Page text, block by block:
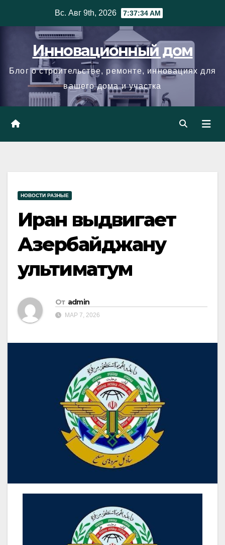
Вс. Авг 9th, 2026 7:37:34 AM
Инновационный дом
Блог о строительстве, ремонте, инновациях для
вашего дома и участка
НОВОСТИ РАЗНЫЕ
Иран выдвигает
Азербайджану
ультиматум
От admin
МАР 7, 2026